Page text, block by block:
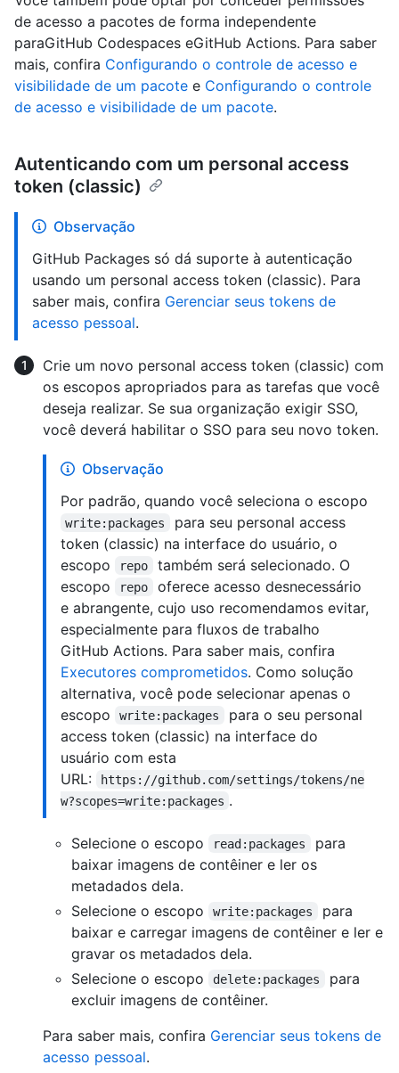
de acesso a pacotes de forma independente
paraGitHub Codespaces eGitHub Actions. Para saber
mais, confira Configurando o controle de acesso e
visibilidade de um pacote e Configurando o controle
de acesso e visibilidade de um pacote.
Autenticando com um personal access
token (classic)
Observação
GitHub Packages só dá suporte à autenticação
usando um personal access token (classic). Para
saber mais, confira Gerenciar seus tokens de
acesso pessoal.
Crie um novo personal access token (classic) com
os escopos apropriados para as tarefas que você
deseja realizar. Se sua organização exigir SSO,
você deverá habilitar o SSO para seu novo token.
Observação
Por padrão, quando você seleciona o escopo
write:packages
para seu personal access
token (classic) na interface do usuário, o
escopo
repo
também será selecionado. O
escopo
repo
oferece acesso desnecessário
e abrangente, cujo uso recomendamos evitar,
especialmente para fluxos de trabalho
GitHub Actions. Para saber mais, confira
Executores comprometidos. Como solução
alternativa, você pode selecionar apenas o
escopo
write:packages
para o seu personal
access token (classic) na interface do
usuário com esta
URL:
https://github.com/settings/tokens/ne
w?scopes=write:packages .
Selecione o escopo read:packages
para
baixar imagens de contêiner e ler os
metadados dela.
Selecione o escopo
write:packages
para
baixar e carregar imagens de contêiner e ler e
gravar os metadados dela.
Selecione o escopo
delete:packages
para
excluir imagens de contêiner.
Para saber mais, confira Gerenciar seus tokens de
acesso pessoal.